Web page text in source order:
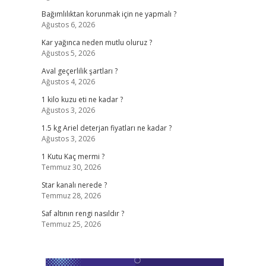
Bağımlılıktan korunmak için ne yapmalı ?
Ağustos 6, 2026
Kar yağınca neden mutlu oluruz ?
Ağustos 5, 2026
Aval geçerlilik şartları ?
Ağustos 4, 2026
1 kilo kuzu eti ne kadar ?
Ağustos 3, 2026
1.5 kg Ariel deterjan fiyatları ne kadar ?
Ağustos 3, 2026
1 Kutu Kaç mermi ?
Temmuz 30, 2026
Star kanalı nerede ?
Temmuz 28, 2026
Saf altının rengi nasıldır ?
Temmuz 25, 2026